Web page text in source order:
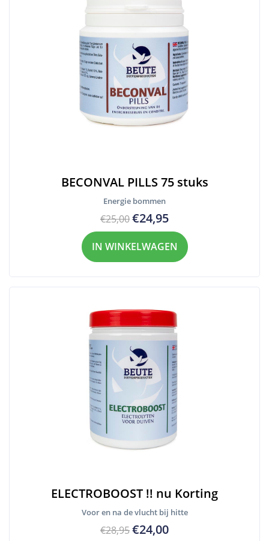
BECONVAL PILLS 75 stuks
Energie bommen
€25,00€24,95
IN WINKELWAGEN
ELECTROBOOST !! nu Korting
Voor en na de vlucht bij hitte
€28,95€24,00